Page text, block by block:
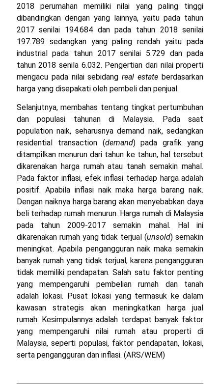
2018 perumahan memiliki nilai yang paling tinggi
dibandingkan dengan yang lainnya, yaitu pada tahun
2017 senilai 194.684 dan pada tahun 2018 senilai
197.789 sedangkan yang paling rendah yaitu pada
industrial pada tahun 2017 senilai 5.729 dan pada
tahun 2018 senila 6.032. Pengertian dari nilai properti
mengacu pada nilai sebidangreal estateberdasarkan
harga yang disepakati oleh pembeli dan penjual.
Selanjutnya, membahas tentang tingkat pertumbuhan
dan populasi tahunan di Malaysia. Pada saat
population naik, seharusnya demand naik, sedangkan
residential transaction (demand) pada grafik yang
ditampilkan menurun dari tahun ke tahun, hal tersebut
dikarenakan harga rumah atau tanah semakin mahal.
Pada faktor inflasi, efek inflasi terhadap harga adalah
positif. Apabila inflasi naik maka harga barang naik.
Dengan naiknya harga barang akan menyebabkan daya
beli terhadap rumah menurun. Harga rumah di Malaysia
pada tahun 2009-2017 semakin mahal. Hal ini
dikarenakan rumah yang tidak terjual (unsold) semakin
meningkat. Apabila pengangguran naik maka semakin
banyak rumah yang tidak terjual, karena pengangguran
tidak memiliki pendapatan. Salah satu faktor penting
yang mempengaruhi pembelian rumah dan tanah
adalah lokasi. Pusat lokasi yang termasuk ke dalam
kawasan strategis akan meningkatkan harga jual
rumah. Kesimpulannya adalah terdapat banyak faktor
yang mempengaruhi nilai rumah atau properti di
Malaysia, seperti populasi, faktor pendapatan, lokasi,
serta pengangguran dan inflasi. (ARS/WEM)